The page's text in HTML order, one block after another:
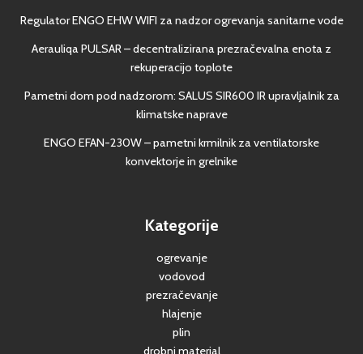
Regulator ENGO EHW WIFI za nadzor ogrevanja sanitarne vode
Aerauliqa PULSAR – decentralizirana prezračevalna enota z
rekuperacijo toplote
Pametni dom pod nadzorom: SALUS SIR600 IR upravljalnik za
klimatske naprave
ENGO EFAN-230W – pametni krmilnik za ventilatorske
konvektorje in grelnike
Kategorije
ogrevanje
vodovod
prezračevanje
hlajenje
plin
drobni material